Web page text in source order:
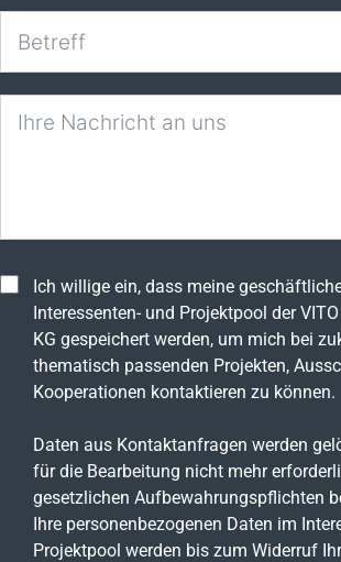
Ich willige ein, dass meine
Interessenten- und Projektpool der
KG gespeichert werden, um mich bei
thematisch passenden Projekten,
Kooperationen kontaktieren zu können.
Daten aus Kontaktanfragen werden
für die Bearbeitung nicht mehr
gesetzlichen Aufbewahrungspflichten
Ihre personenbezogenen Daten im
Projektpool werden bis zum Widerruf